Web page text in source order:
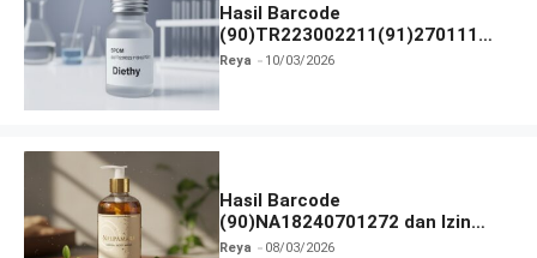
Hasil Barcode
(90)TR223002211(91)270111
dan Izin BPOM
Reya 10/03/2026
Hasil Barcode
(90)NA18240701272 dan Izin
BPOM
Reya 08/03/2026